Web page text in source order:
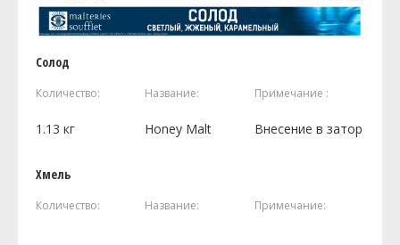
Солод
Количество: Название: Примечание :
1.13 кг Honey Malt Внесение в затор
Хмель
Количество: Название: Примечание: